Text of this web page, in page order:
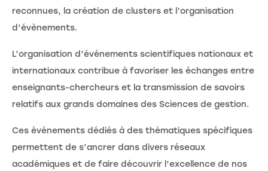
reconnues, la création de clusters et l’organisation
d’évènements.
L’organisation d’événements scientifiques nationaux et
internationaux contribue à favoriser les échanges entre
enseignants-chercheurs et la transmission de savoirs
relatifs aux grands domaines des Sciences de gestion.
Ces événements dédiés à des thématiques spécifiques
permettent de s’ancrer dans divers réseaux
académiques et de faire découvrir l’excellence de nos